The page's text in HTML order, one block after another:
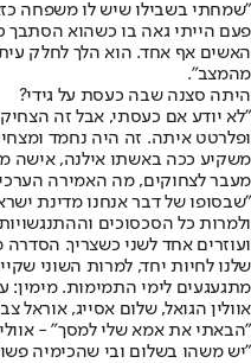
"שמחתי בשבילו שיש לו משפחה
פעם הייתי גאה בו כשהוא הסתבך
האשים אף אחד. הוא הלך לחלק
מהמצב".
היתה סצנה שבה כעסת על גידי?
"לא יודע אם כעסתי, אבל זה
ופלרטט איתה. זה היה נחמד
משקיע ככה באשתו אילנה, אישה
מעבר לצחוקים, מה האמירה
"שבסופו של דבר אנחנו מדינת
ולמרות כל הסכסוכים
ועוזרים אחד לשני כשצריך.
שלנו לחיות יחד, למרות השוני
מתגעגעים לימי התמימות. מימין:
אוולין הגואל, שלום אסייג, אוראל
"הבאתי את אמא שלי למסך" - אוולין
"יש משהו בשלום ובי שהכימיה